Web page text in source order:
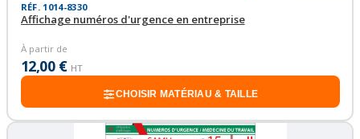
RÉF. 1014-8330
Affichage numéros d'urgence en entreprise
À partir de
12,00 € HT
CHOISIR MATÉRIAU & TAILLE